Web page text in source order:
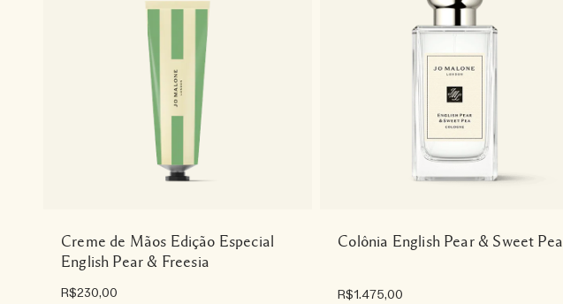
Creme de Mãos Edição Especial
English Pear & Freesia
R$230,00
Colônia English Pear & Sweet Pea
R$1.475,00